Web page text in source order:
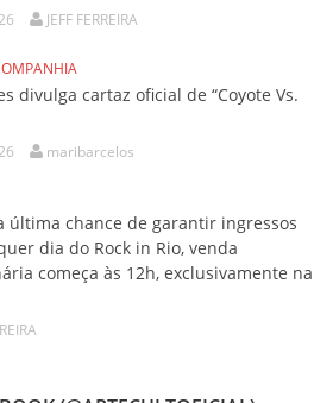
JEFF FERREIRA
divulga cartaz oficial de “Coyote Vs.
maribarcelos
última chance de garantir ingressos
dia do Rock in Rio, venda
começa às 12h, exclusivamente na